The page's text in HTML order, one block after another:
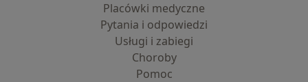
Placówki medyczne
Pytania i odpowiedzi
Usługi i zabiegi
Choroby
Pomoc